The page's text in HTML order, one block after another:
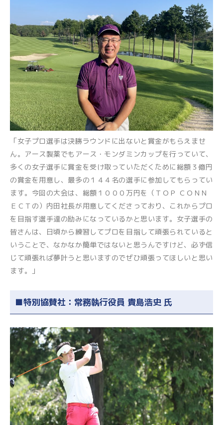
「女子プロ選手は決勝ラウンドに出ないと賞金がもらえませ
ん。アース製薬でもアース・モンダミンカップを行っていて、
多くの女子選手に賞金を受け取っていただくために総額３億円
の賞金を用意し、最多の１４４名の選手に参加してもらってい
ます。今回の大会は、総額１０００万円を（ＴＯＰ ＣＯＮＮ
ＥＣＴの）内田社長が用意してくださっており、これからプロ
を目指す選手達の励みになっているかと思います。女子選手の
皆さんは、日頃から練習してプロを目指して頑張られていると
いうことで、なかなか簡単ではないと思うんですけど、必ず信
じて頑張れば夢叶うと思いますのでぜひ頑張ってほしいと思い
ます。」
■特別協賛社：常務執行役員 貴島浩史 氏